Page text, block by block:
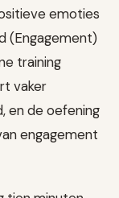
emoties
(Engagement)
training
vaker
en de oefening
engagement